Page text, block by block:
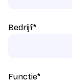
Bedrijf*
Functie*